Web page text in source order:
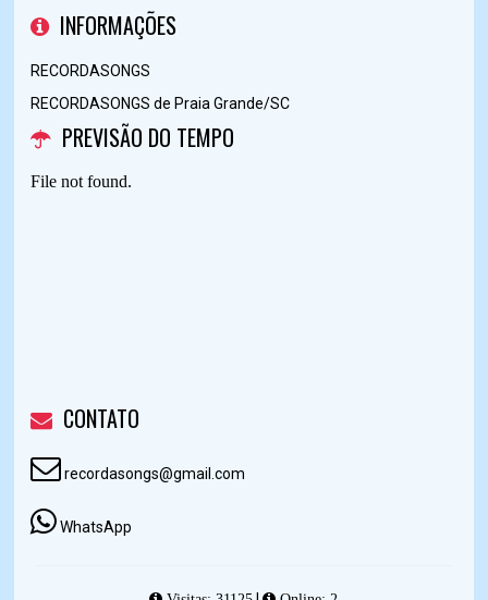
INFORMAÇÕES
RECORDASONGS
RECORDASONGS de Praia Grande/SC
PREVISÃO DO TEMPO
CONTATO
recordasongs@gmail.com
WhatsApp